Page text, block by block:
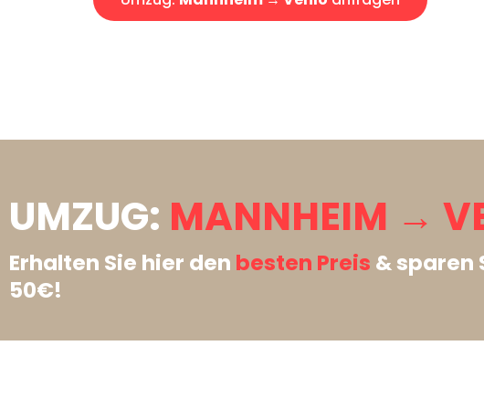
UMZUG: MANNHEIM →
Erhalten Sie hier den besten Preis & sparen
50€!